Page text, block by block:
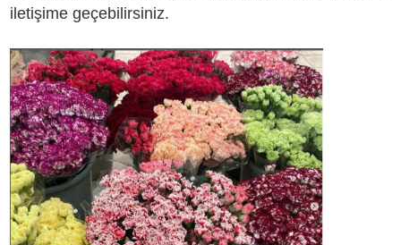
iletişime geçebilirsiniz.